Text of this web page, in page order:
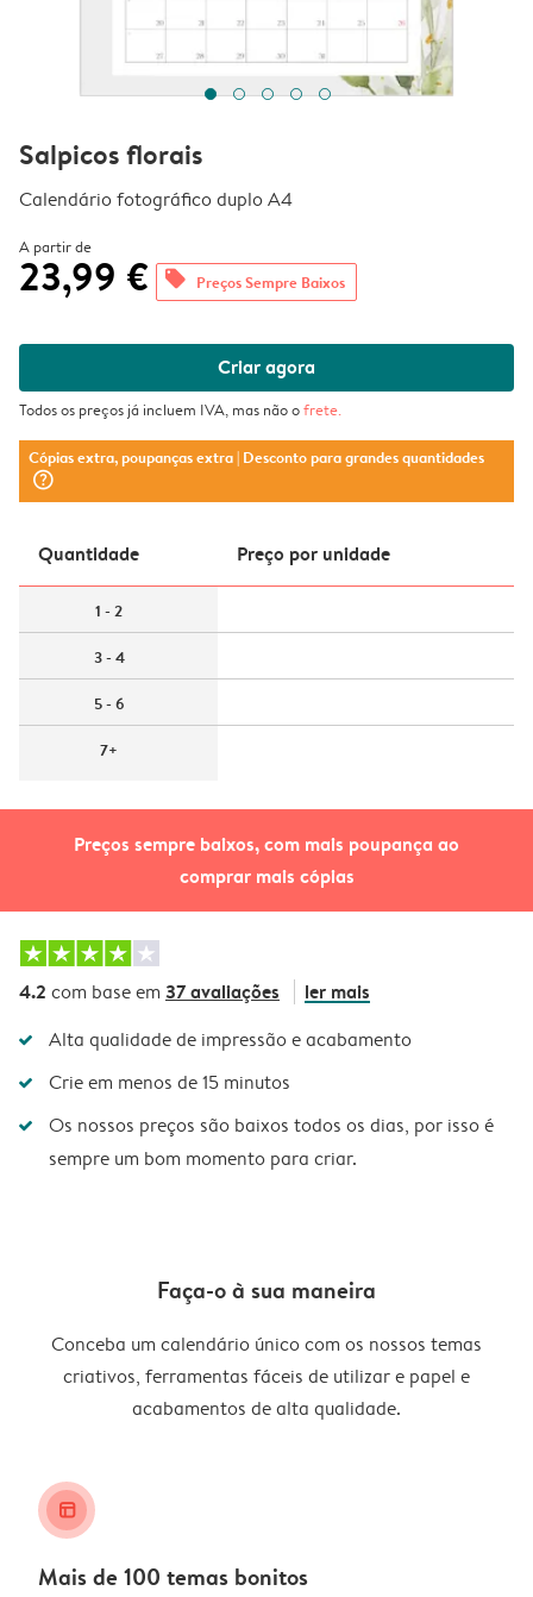
Preços sempre baixos, com mais poupança ao
comprar mais cópias
Salpicos florais
Calendário fotográfico duplo A4
A partir de
23,99 € offers Preços Sempre Baixos
Criar agora
Todos os preços já incluem IVA, mas não ofrete.
Cópias extra, poupanças extra| Desconto para grandes quantidades
question_mark_circle
Quantidade Preço por unidade
1 - 2
3 - 4
5 - 6
7+
4.2 com base em 37 avaliações ler mais
Alta qualidade de impressão e acabamento
Crie em menos de 15 minutos
Os nossos preços são baixos todos os dias, por isso é
sempre um bom momento para criar.
Faça-o à sua maneira
Conceba um calendário único com os nossos temas
criativos, ferramentas fáceis de utilizar e papel e
acabamentos de alta qualidade.
layout_alt
Mais de 100 temas bonitos